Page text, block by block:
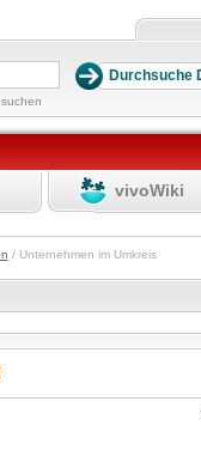
vivoWiki
/ Unternehmen im Umkreis